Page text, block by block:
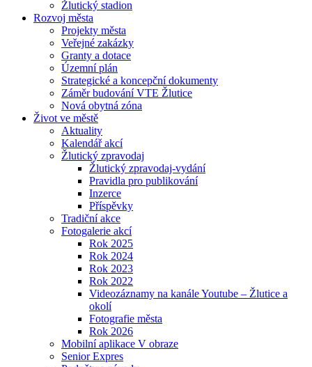
Žlutický stadion
Rozvoj města
Projekty města
Veřejné zakázky
Granty a dotace
Územní plán
Strategické a koncepční dokumenty
Záměr budování VTE Žlutice
Nová obytná zóna
Život ve městě
Aktuality
Kalendář akcí
Žlutický zpravodaj
Žlutický zpravodaj-vydání
Pravidla pro publikování
Inzerce
Příspěvky
Tradiční akce
Fotogalerie akcí
Rok 2025
Rok 2024
Rok 2023
Rok 2022
Videozáznamy na kanále Youtube – Žlutice a
okolí
Fotografie města
Rok 2026
Mobilní aplikace V obraze
Senior Expres